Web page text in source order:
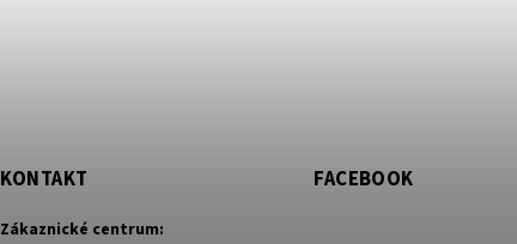
KONTAKT
Zákaznické centrum:
FACEBOOK